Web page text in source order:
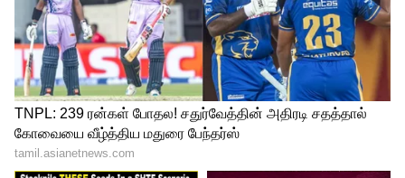
செய்யப்படுகிறது. மேலும் ஒரு கிலோ
வெள்ளி ரூ.79,000க்கும் விற்பனை
செய்யப்படுகிறது.
LATEST VIDEOS